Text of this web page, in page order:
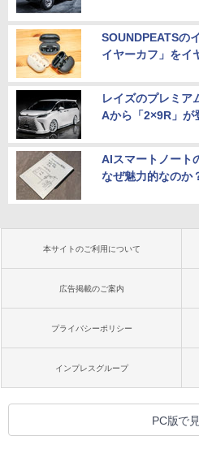
SOUNDPEATSの
イヤーカフ」をイ
レイズのプレミア
Aから「2×9R」が
AIスマートノート
なぜ魅力的なのか
本サイトのご利用について
広告掲載のご案内
プライバシーポリシー
インプレスグループ
PC版で